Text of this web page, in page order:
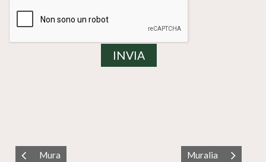
Mura Muralia